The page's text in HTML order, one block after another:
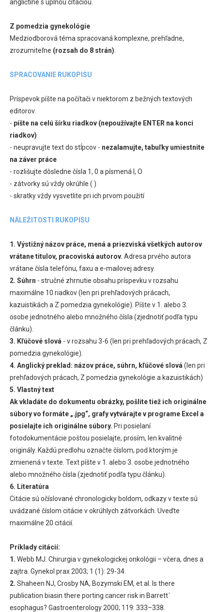
angličtine s úplnou citáciou.
Z pomedzia gynekológie
Medziodborová téma spracovaná komplexne, prehľadne,
zrozumiteľne (rozsah do 8 strán)
SPRACOVANIE RUKOPISU
Príspevok píšte na počítači v niektorom z bežných textových
editorov.
- píšte na celú šírku riadkov (nepoužívajte ENTER na konci
riadkov)
- neupravujte text do stĺpcov - nezalamujte, tabuľky umiestnite
na záver práce
- rozlišujte dôsledne čísla 1, 0 a písmená l, O
- zátvorky sú vždy okrúhle ( )
- skratky vždy vysvetlite pri ich prvom použití
NÁLEŽITOSTI RUKOPISU
1. Výstižný názov práce, mená a priezviská všetkých autorov
vrátane titulov, pracoviská autorov. Adresa prvého autora
vrátane čísla telefónu, faxu a e-mailovej adresy.
2. Súhrn - stručné zhrnutie obsahu príspevku v rozsahu
maximálne 10 riadkov (len pri prehľadových prácach,
kazuistikách a Z pomedzia gynekológie). Píšte v 1. alebo 3.
osobe jednotného alebo množného čísla (zjednotiť podľa typu
článku).
3. Kľúčové slová - v rozsahu 3-6 (len pri prehľadových prácach, Z
pomedzia gynekológie).
4. Anglický preklad: názov práce, súhrn, kľúčové slová (len pri
prehľadových prácach, Z pomedzia gynekológie a kazuistikách)
5. Vlastný text
Ak vkladáte do dokumentu obrázky, pošlite tiež ich originálne
súbory vo formáte „.jpg“, grafy vytvárajte v programe Excel a
posielajte ich originálne súbory. Pri posielaní
fotodokumentácie poštou posielajte, prosím, len kvalitné
originály. Každú predlohu označte číslom, pod ktorým je
zmienená v texte. Text píšte v 1. alebo 3. osobe jednotného
alebo množného čísla (zjednotiť podľa typu článku).
6. Literatúra
Citácie sú očíslované chronologicky boldom, odkazy v texte sú
uvádzané číslom citácie v okrúhlych zátvorkách. Uveďte
maximálne 20 citácií.
Príklady citácií:
1. Webb MJ. Chirurgia v gynekologickej onkológii – včera, dnes a
zajtra. Gynekol prax 2003; 1 (1): 29-34.
2. Shaheen NJ, Crosby NA, Bozymski EM, et al. Is there
publication biasin there porting cancer risk in Barrett´
esophagus? Gastroenterology 2000; 119: 333–338.